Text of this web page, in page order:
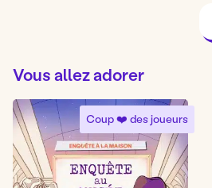
Vous allez adorer
Coup ❤️ des joueurs